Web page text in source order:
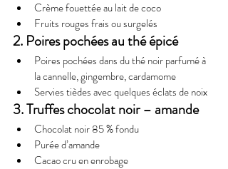
Crème fouettée au lait de coco
Fruits rouges frais ou surgelés
2. Poires pochées au thé épicé
Poires pochées dans du thé noir parfumé à
la cannelle, gingembre, cardamome
Servies tièdes avec quelques éclats de noix
3. Truffes chocolat noir – amande
Chocolat noir 85 % fondu
Purée d’amande
Cacao cru en enrobage